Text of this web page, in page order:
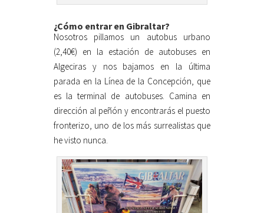
¿Cómo entrar en Gibraltar?
Nosotros pillamos un autobus urbano
(2,40€) en la estación de autobuses en
Algeciras y nos bajamos en la última
parada en la Línea de la Concepción, que
es la terminal de autobuses. Camina en
dirección al peñón y encontrarás el puesto
fronterizo, uno de los más surrealistas que
he visto nunca.